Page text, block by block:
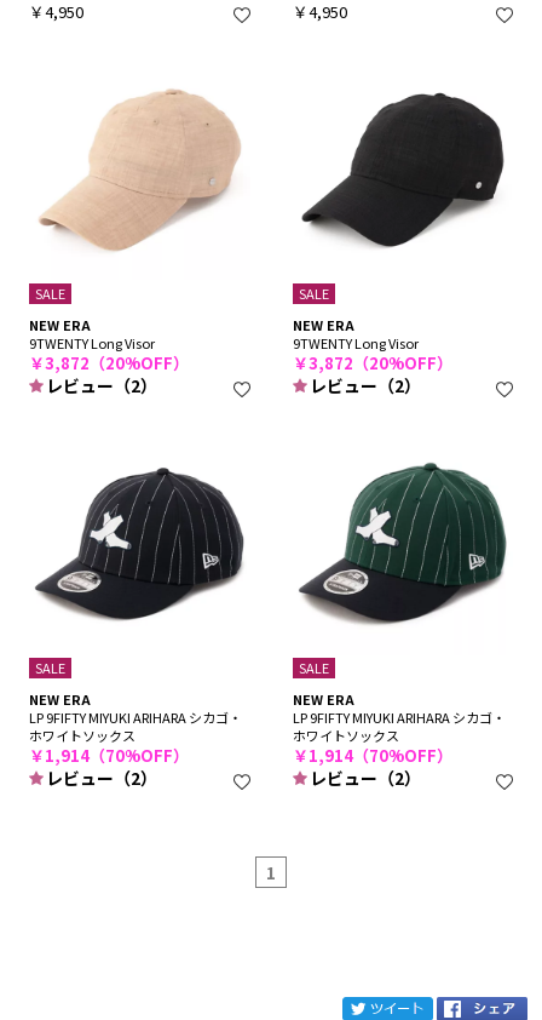
￥4,950 ￥4,950
SALE
NEW ERA
9TWENTY Long Visor
￥3,872（20%OFF）
レビュー（2）
SALE
NEW ERA
9TWENTY Long Visor
￥3,872（20%OFF）
レビュー（2）
SALE
NEW ERA
LP 9FIFTY MIYUKI ARIHARA シカゴ・
ホワイトソックス
￥1,914（70%OFF）
レビュー（2）
SALE
NEW ERA
LP 9FIFTY MIYUKI ARIHARA シカゴ・
ホワイトソックス
￥1,914（70%OFF）
レビュー（2）
1